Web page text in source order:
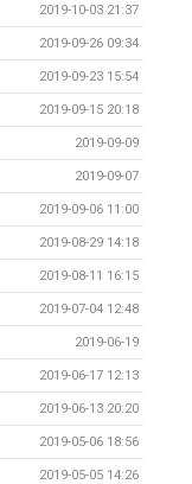
2019-10-03 21:37
2019-09-26 09:34
2019-09-23 15:54
2019-09-15 20:18
2019-09-09
2019-09-07
2019-09-06 11:00
2019-08-29 14:18
2019-08-11 16:15
2019-07-04 12:48
2019-06-19
2019-06-17 12:13
2019-06-13 20:20
2019-05-06 18:56
2019-05-05 14:26